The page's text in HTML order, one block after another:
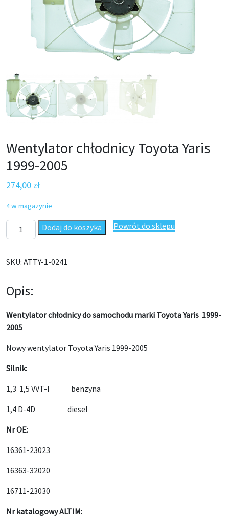
Wentylator chłodnicy Toyota Yaris
1999-2005
274,00 zł
4 w magazynie
ilość Wentylator chłodnicy Toyota Yaris 1999-2005
Dodaj do koszyka Powrót do sklepu
SKU: ATTY-1-0241
Opis:
Wentylator chłodnicy do samochodu marki Toyota Yaris 1999-
2005
Nowy wentylator Toyota Yaris 1999-2005
Silnik:
1,3 1,5 VVT-I benzyna
1,4 D-4D diesel
Nr OE:
16361-23023
16363-32020
16711-23030
Nr katalogowy ALTIM: